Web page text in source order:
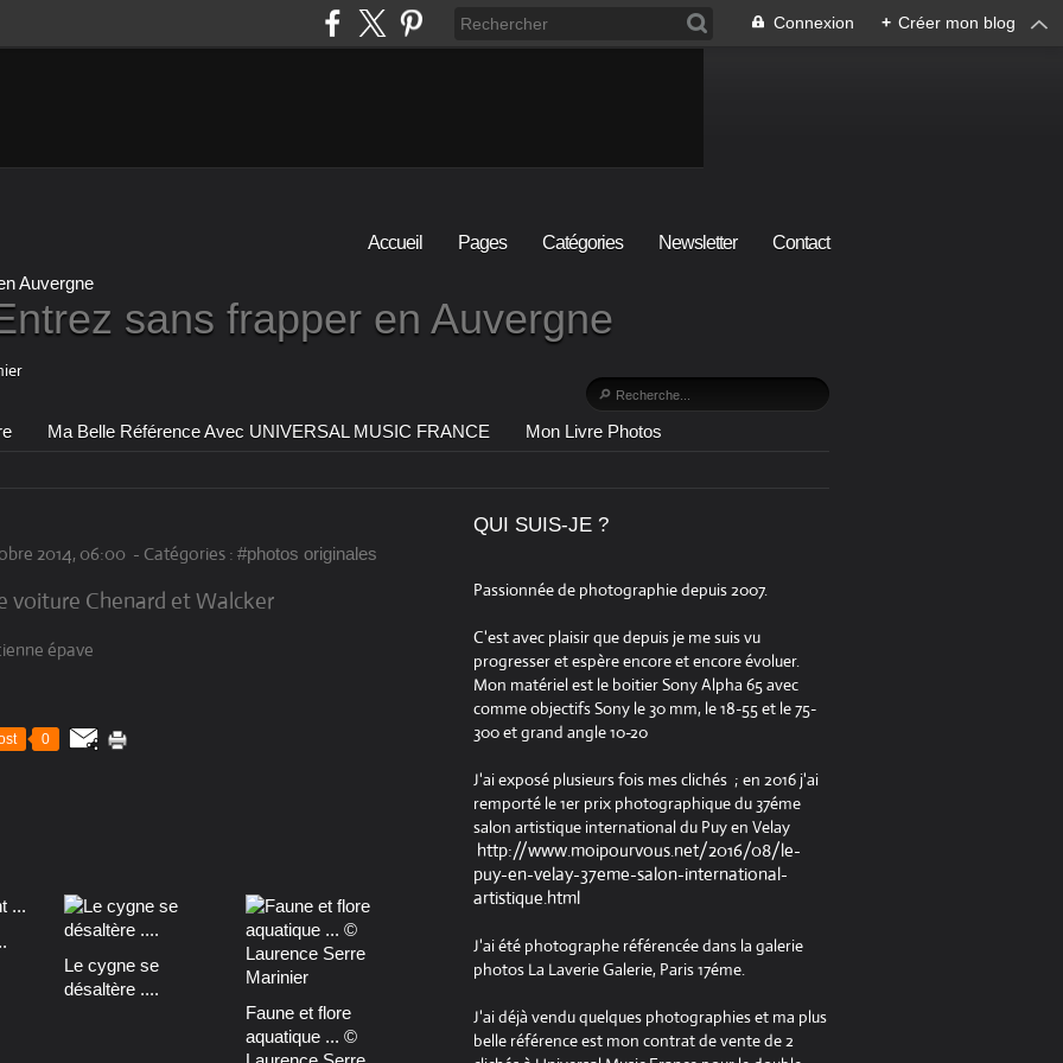
Connexion + Créer mon blog
Accueil Pages Catégories Newsletter Contact
sans frapper en Auvergne
Ma Belle Référence Avec UNIVERSAL MUSIC FRANCE Mon Livre Photos
2014, 06:00 - Catégories : #photos originales
voiture Chenard et Walcker
0
Le cygne se
désaltère ....
Faune et flore
aquatique ... ©
QUI SUIS-JE ?
Passionnée de photographie depuis 2007.
C'est avec plaisir que depuis je me suis vu
progresser et espère encore et encore évoluer.
Mon matériel est le boitier Sony Alpha 65 avec
comme objectifs Sony le 30 mm, le 18-55 et le 75-
300 et grand angle 10-20
J'ai exposé plusieurs fois mes clichés ; en 2016 j'ai
remporté le 1er prix photographique du 37éme
salon artistique international du Puy en Velay
http://www.moipourvous.net/2016/08/le-
puy-en-velay-37eme-salon-international-
artistique.html
J'ai été photographe référencée dans la galerie
photos La Laverie Galerie, Paris 17éme.
J'ai déjà vendu quelques photographies et ma plus
belle référence est mon contrat de vente de 2